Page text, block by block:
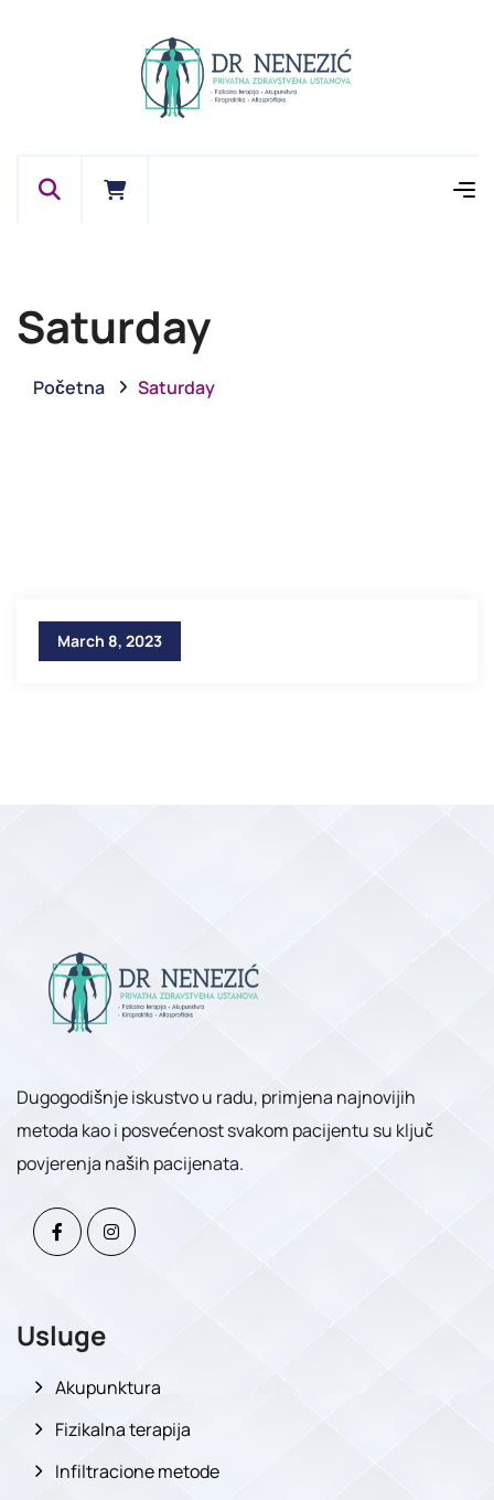
Saturday
Početna Saturday
March 8, 2023
Dugogodišnje iskustvo u radu, primjena najnovijih
metoda kao i posvećenost svakom pacijentu su ključ
povjerenja naših pacijenata.
Usluge
Akupunktura
Fizikalna terapija
Infiltracione metode